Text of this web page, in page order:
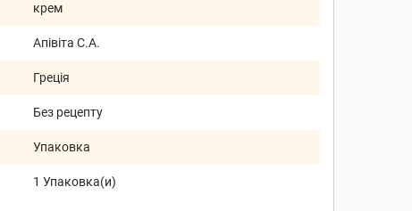
крем
Апівіта С.А.
Греція
Без рецепту
Упаковка
1 Упаковка(и)